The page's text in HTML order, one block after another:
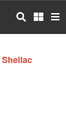
Shellac